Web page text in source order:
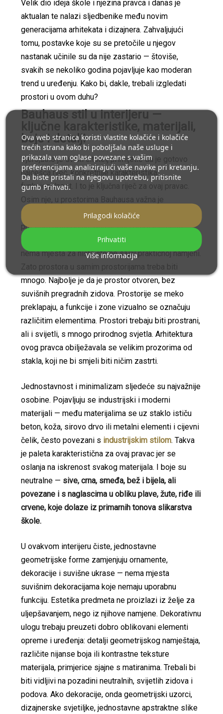
Velik dio ideja škole i njezina pravca i danas je
aktualan te nalazi sljedbenike među novim
generacijama arhitekata i dizajnera. Zahvaljujući
tomu, postavke koje su se pretočile u njegov
nastanak učinile su da nije zastario — štoviše,
svakih se nekoliko godina pojavljuje kao moderan
trend u uređenju. Kako bi, dakle, trebali izgledati
prostori u ovom duhu?
Bauhaus stil u interijeru —
ključne karakteristike, materijali,
boje i detalji
Vjerojatno je svaki čitatelj primijetio da je gotovo
najčešća riječ, konkretnije karakteristika,
funkcionalnost. I to je ključna riječ za ovaj pravac.
Osim nje, u prostorima Bauhausa važna je
ergonomija, odnosno usmjerenost na prilagodbu
prostora potrebama. Namještaj i drugi elementi
opreme i uređenja moraju biti prije svega uporabni —
nema mjesta za ništa što ne služi praktičnoj namjeni.
Zato prostora u samim prostorijama treba biti
mnogo. Najbolje je da je prostor otvoren, bez
suvišnih pregradnih zidova. Prostorije se meko
preklapaju, a funkcije i zone vizualno se označuju
različitim elementima. Prostori trebaju biti prostrani,
ali i svijetli, s mnogo prirodnog svjetla. Arhitektura
ovog pravca obilježavala se velikim prozorima od
stakla, koji ne bi smjeli biti ničim zastrti.
Jednostavnost i minimalizam sljedeće su najvažnije
osobine. Pojavljuju se industrijski i moderni
materijali — među materijalima se uz staklo ističu
beton, koža, sirovo drvo ili metalni elementi i cijevni
čelik, često povezani s industrijskim stilom. Takva
je paleta karakteristična za ovaj pravac jer se
oslanja na iskrenost svakog materijala. I boje su
neutralne — sive, crna, smeđa, bež i bijela, ali
povezane i s naglascima u obliku plave, žute, riđe ili
crvene, koje dolaze iz primarnih tonova slikarstva
škole.
U ovakvom interijeru čiste, jednostavne
geometrijske forme zamjenjuju ornamente,
dekoracije i suvišne ukrase — nema mjesta
suvišnim dekoracijama koje nemaju uporabnu
funkciju. Estetika predmeta ne proizlazi iz želje za
uljepšavanjem, nego iz njihove namjene. Dekorativnu
ulogu trebaju preuzeti dobro oblikovani elementi
opreme i uređenja: detalji geometrijskog namještaja,
različite nijanse boja ili kontrastne teksture
materijala, primjerice sjajne s matiranima. Trebali bi
biti vidljivi na pozadini neutralnih, svijetlih zidova i
podova. Ako dekoracije, onda geometrijski uzorci,
dizajnerske svjetiljke, jednostavne apstraktne slike
Ova web stranica koristi vlastite kolačiće i kolačiće
trećih strana kako bi poboljšala naše usluge i
prikazala vam oglase povezane s vašim
preferencijama analizirajući vaše navike pri kretanju.
Da biste pristali na njegovu upotrebu, pritisnite
gumb Prihvati.
Više informacija
Prilagodi kolačiće
Prihvatiti